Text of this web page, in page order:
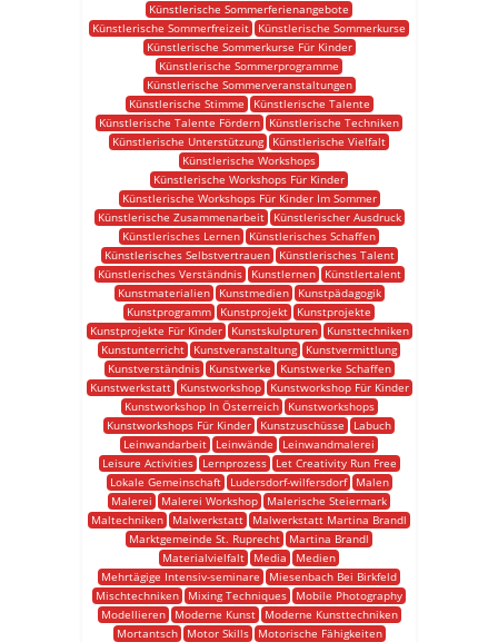
Künstlerische Sommerferienangebote
Künstlerische Sommerfreizeit
Künstlerische Sommerkurse
Künstlerische Sommerkurse Für Kinder
Künstlerische Sommerprogramme
Künstlerische Sommerveranstaltungen
Künstlerische Stimme
Künstlerische Talente
Künstlerische Talente Fördern
Künstlerische Techniken
Künstlerische Unterstützung
Künstlerische Vielfalt
Künstlerische Workshops
Künstlerische Workshops Für Kinder
Künstlerische Workshops Für Kinder Im Sommer
Künstlerische Zusammenarbeit
Künstlerischer Ausdruck
Künstlerisches Lernen
Künstlerisches Schaffen
Künstlerisches Selbstvertrauen
Künstlerisches Talent
Künstlerisches Verständnis
Kunstlernen
Künstlertalent
Kunstmaterialien
Kunstmedien
Kunstpädagogik
Kunstprogramm
Kunstprojekt
Kunstprojekte
Kunstprojekte Für Kinder
Kunstskulpturen
Kunsttechniken
Kunstunterricht
Kunstveranstaltung
Kunstvermittlung
Kunstverständnis
Kunstwerke
Kunstwerke Schaffen
Kunstwerkstatt
Kunstworkshop
Kunstworkshop Für Kinder
Kunstworkshop In Österreich
Kunstworkshops
Kunstworkshops Für Kinder
Kunstzuschüsse
Labuch
Leinwandarbeit
Leinwände
Leinwandmalerei
Leisure Activities
Lernprozess
Let Creativity Run Free
Lokale Gemeinschaft
Ludersdorf-wilfersdorf
Malen
Malerei
Malerei Workshop
Malerische Steiermark
Maltechniken
Malwerkstatt
Malwerkstatt Martina Brandl
Marktgemeinde St. Ruprecht
Martina Brandl
Materialvielfalt
Media
Medien
Mehrtägige Intensiv-seminare
Miesenbach Bei Birkfeld
Mischtechniken
Mixing Techniques
Mobile Photography
Modellieren
Moderne Kunst
Moderne Kunsttechniken
Mortantsch
Motor Skills
Motorische Fähigkeiten